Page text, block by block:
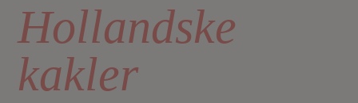
Hollandske
kakler